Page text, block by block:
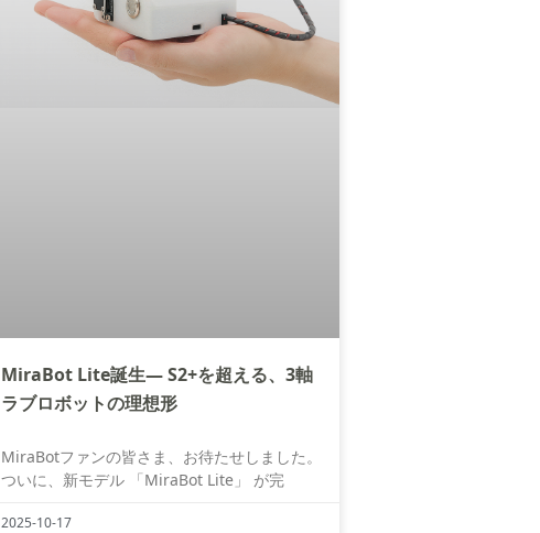
MiraBot Lite誕生― S2+を超える、3軸
ラブロボットの理想形
MiraBotファンの皆さま、お待たせしました。
ついに、新モデル 「MiraBot Lite」 が完
2025-10-17